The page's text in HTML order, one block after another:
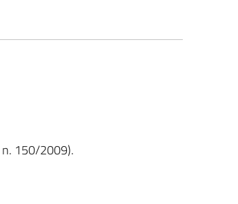
n. 150/2009).